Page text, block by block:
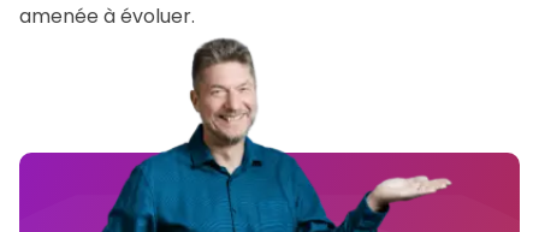
amenée à évoluer.